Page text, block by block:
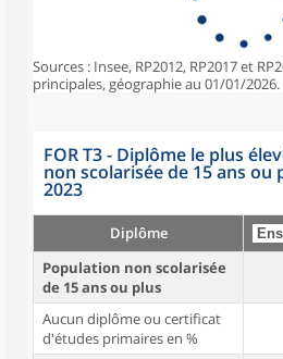
Sources : Insee, RP2012, RP2017 et
principales, géographie au 01/01/2026.
FOR T3 - Diplôme le plus
non scolarisée de 15 ans ou
2023
Diplôme
Population non scolarisée
de 15 ans ou plus
Aucun diplôme ou certificat
d'études primaires en %